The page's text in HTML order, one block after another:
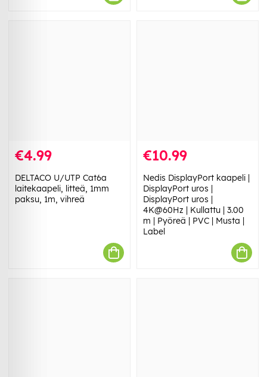
€4.99
DELTACO U/UTP Cat6a
laitekaapeli, litteä, 1mm
paksu, 1m, vihreä
€10.99
Nedis DisplayPort kaapeli |
DisplayPort uros |
DisplayPort uros |
4K@60Hz | Kullattu | 3.00
m | Pyöreä | PVC | Musta |
Label